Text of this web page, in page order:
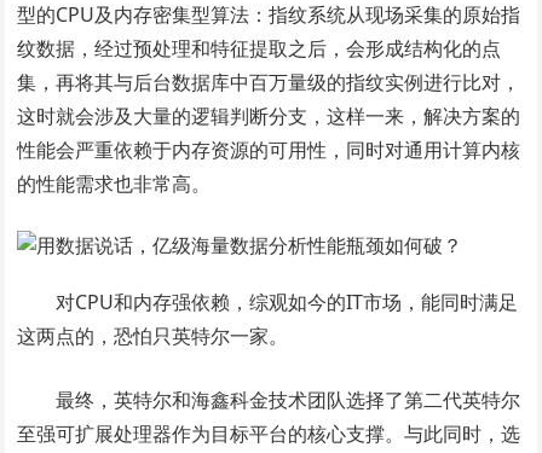
型的CPU及内存密集型算法：指纹系统从现场采集的原始指
纹数据，经过预处理和特征提取之后，会形成结构化的点
集，再将其与后台数据库中百万量级的指纹实例进行比对，
这时就会涉及大量的逻辑判断分支，这样一来，解决方案的
性能会严重依赖于内存资源的可用性，同时对通用计算内核
的性能需求也非常高。
对CPU和内存强依赖，综观如今的IT市场，能同时满足
这两点的，恐怕只英特尔一家。
最终，英特尔和海鑫科金技术团队选择了第二代英特尔
至强可扩展处理器作为目标平台的核心支撑。与此同时，选